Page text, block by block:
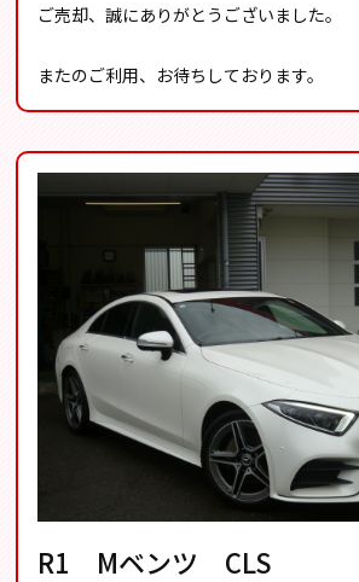
ご売却、誠にありがとうございました。
またのご利用、お待ちしております。
R1 Mベンツ CLS